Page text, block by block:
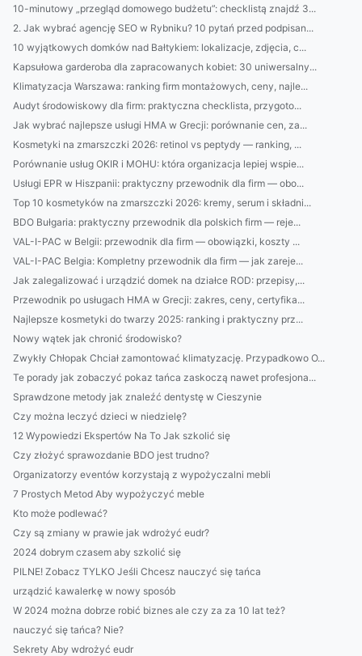
10-minutowy „przegląd domowego budżetu”: checklistą znajdź 3...
2. Jak wybrać agencję SEO w Rybniku? 10 pytań przed podpisan...
10 wyjątkowych domków nad Bałtykiem: lokalizacje, zdjęcia, c...
Kapsułowa garderoba dla zapracowanych kobiet: 30 uniwersalny...
Klimatyzacja Warszawa: ranking firm montażowych, ceny, najle...
Audyt środowiskowy dla firm: praktyczna checklista, przygoto...
Jak wybrać najlepsze usługi HMA w Grecji: porównanie cen, za...
Kosmetyki na zmarszczki 2026: retinol vs peptydy — ranking, ...
Porównanie usług OKIR i MOHU: która organizacja lepiej wspie...
Usługi EPR w Hiszpanii: praktyczny przewodnik dla firm — obo...
Top 10 kosmetyków na zmarszczki 2026: kremy, serum i składni...
BDO Bułgaria: praktyczny przewodnik dla polskich firm — reje...
VAL-I-PAC w Belgii: przewodnik dla firm — obowiązki, koszty ...
VAL-I-PAC Belgia: Kompletny przewodnik dla firm — jak zareje...
Jak zalegalizować i urządzić domek na działce ROD: przepisy,...
Przewodnik po usługach HMA w Grecji: zakres, ceny, certyfika...
Najlepsze kosmetyki do twarzy 2025: ranking i praktyczny prz...
Nowy wątek jak chronić środowisko?
Zwykły Chłopak Chciał zamontować klimatyzację. Przypadkowo O...
Te porady jak zobaczyć pokaz tańca zaskoczą nawet profesjona...
Sprawdzone metody jak znaleźć dentystę w Cieszynie
Czy można leczyć dzieci w niedzielę?
12 Wypowiedzi Ekspertów Na To Jak szkolić się
Czy złożyć sprawozdanie BDO jest trudno?
Organizatorzy eventów korzystają z wypożyczalni mebli
7 Prostych Metod Aby wypożyczyć meble
Kto może podlewać?
Czy są zmiany w prawie jak wdrożyć eudr?
2024 dobrym czasem aby szkolić się
PILNE! Zobacz TYLKO Jeśli Chcesz nauczyć się tańca
urządzić kawalerkę w nowy sposób
W 2024 można dobrze robić biznes ale czy za za 10 lat też?
nauczyć się tańca? Nie?
Sekrety Aby wdrożyć eudr